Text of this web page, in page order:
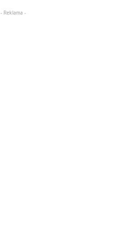
- Reklama -